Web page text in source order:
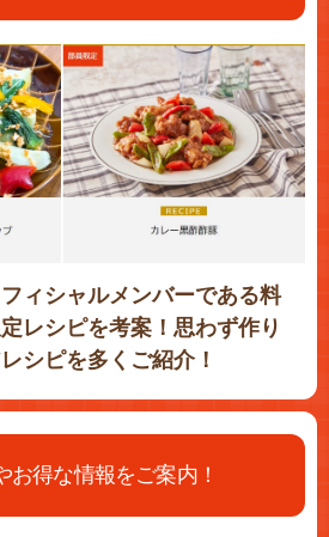
ィシャルメンバーである料
レシピを考案！思わず作り
シピを多くご紹介！
お得な情報をご案内！